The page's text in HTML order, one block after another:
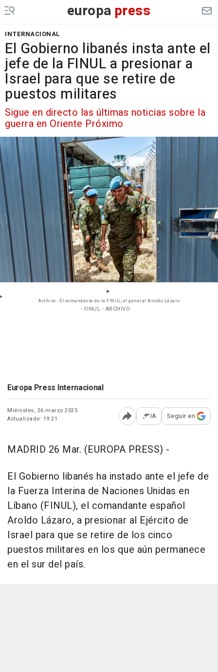
europa press
INTERNACIONAL
El Gobierno libanés insta ante el
jefe de la FINUL a presionar a
Israel para que se retire de
puestos militares
Sigue en directo las últimas noticias sobre la
guerra en Oriente Próximo
Archivo - El comandante de la FINUL, el general Aroldo Lázaro
- FINUL - ARCHIVO
Europa Press Internacional
Miércoles, 26 marzo 2025
Actualizado: 19:21
Abrir opciones para
IA Seguir en
MADRID 26 Mar. (EUROPA PRESS) -
El Gobierno libanés ha instado ante el jefe de
la Fuerza Interina de Naciones Unidas en
Líbano (FINUL), el comandante español
Aroldo Lázaro, a presionar al Ejército de
Israel para que se retire de los cinco
puestos militares en los que aún permanece
en el sur del país.